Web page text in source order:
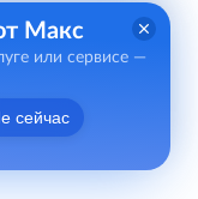
Макс
или сервисе —
сейчас